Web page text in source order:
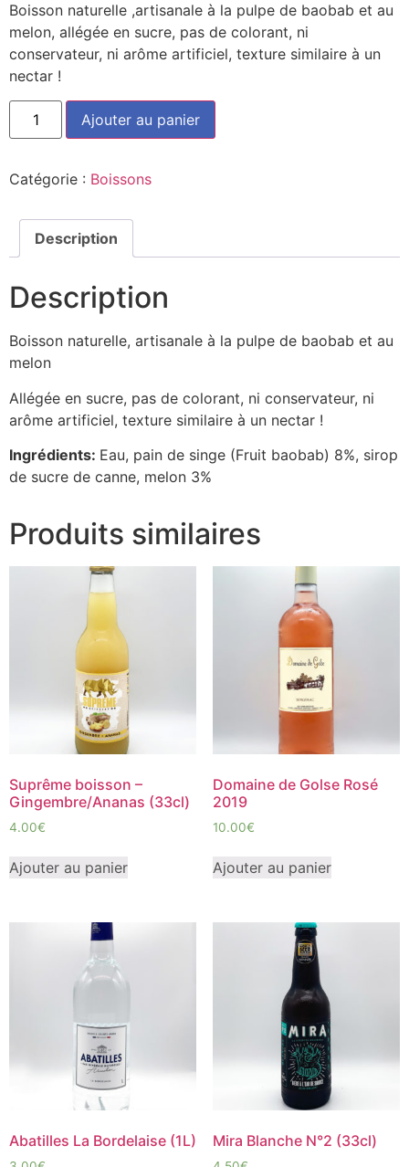
Boisson naturelle ,artisanale à la pulpe de baobab et au
melon, allégée en sucre, pas de colorant, ni
conservateur, ni arôme artificiel, texture similaire à un
nectar !
quantité
Suprême
Baobab/Melon
(33cl)
Ajouter au panier
Catégorie : Boissons
Description
Description
Boisson naturelle, artisanale à la pulpe de baobab et au
melon
Allégée en sucre, pas de colorant, ni conservateur, ni
arôme artificiel, texture similaire à un nectar !
Ingrédients: Eau, pain de singe (Fruit baobab) 8%, sirop
de sucre de canne, melon 3%
Produits similaires
Suprême boisson –
Gingembre/Ananas (33cl)
4.00€
Ajouter au panier
Domaine de Golse Rosé
2019
10.00€
Ajouter au panier
Abatilles La Bordelaise (1L) Mira Blanche N°2 (33cl)